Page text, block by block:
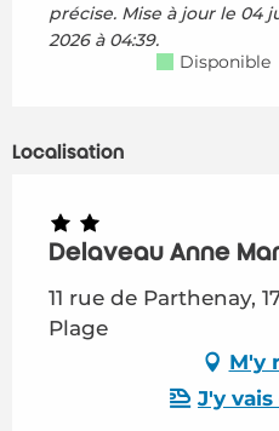
précise. Mise à jour le 04
2026 à 04:39.
Disponible
Localisation
Delaveau Anne
11 rue de Parthenay,
Plage
M'y
J'y